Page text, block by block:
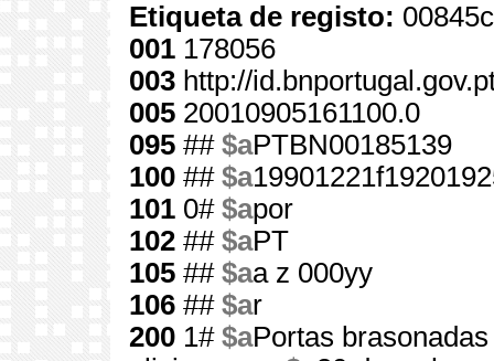
Etiqueta de registo:
001 178056
003 http://
005 20010905161100.0
095 ## $aPTBN00185139
100 ## $a
101 0# $apor
102 ## $aPT
105 ## $aa z 000yy
106 ## $ar
200 1# $aPortas